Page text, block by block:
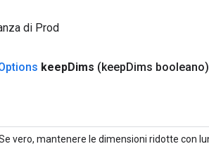
di Prod
keepDims (keepDims booleano)
vero, mantenere le dimensioni ridotte con